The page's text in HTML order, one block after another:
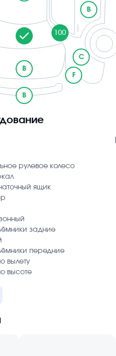
B
B
B
100
C
F
рулевое колесо
ящик
задние
передние
вылету
высоте